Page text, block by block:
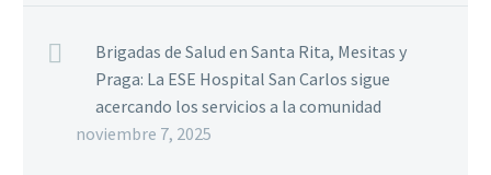
Brigadas de Salud en Santa Rita, Mesitas y
Praga: La ESE Hospital San Carlos sigue
acercando los servicios a la comunidad
noviembre 7, 2025